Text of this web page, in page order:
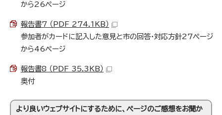
から26ページ
報告書7 （PDF 274.1KB）
参加者がカードに記入した意見と市の回答・対応方針27ページ
から46ページ
報告書8 （PDF 35.3KB）
奥付
より良いウェブサイトにするために、ページのご感想をお聞か